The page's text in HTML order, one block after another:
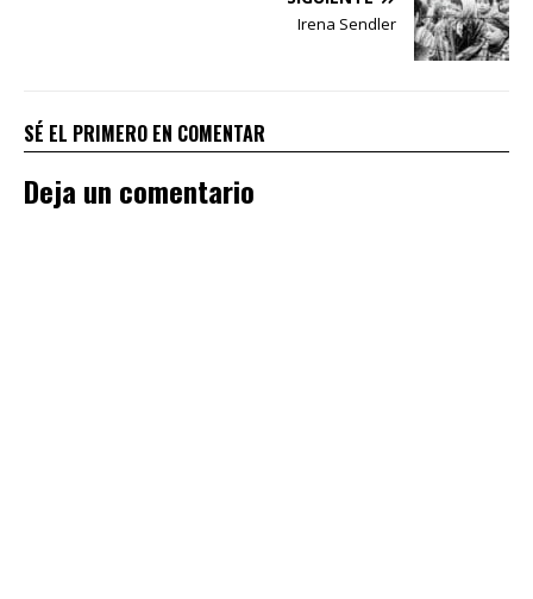
Irena Sendler
SÉ EL PRIMERO EN COMENTAR
Deja un comentario